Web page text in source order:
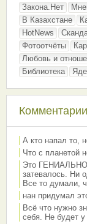
Закона.Нет
В Казахстане
HotNews
Фотоотчёты
Любовь и
Библиотека
А кто напал то,
Что с планетой
Это ГЕНИАЛЬНО
затевалось. Ни
Все то думали,
нан придумал
Всё что нужно
себя. Не будет у